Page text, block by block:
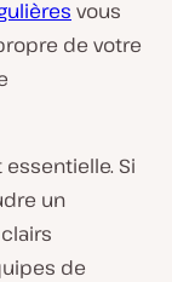
vous
de votre
Si
un
de